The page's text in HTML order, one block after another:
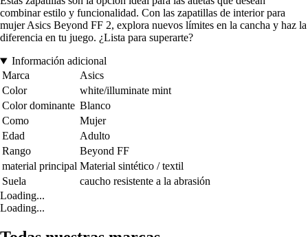
combinar estilo y funcionalidad. Con las zapatillas de interior para
mujer Asics Beyond FF 2, explora nuevos límites en la cancha y haz la
diferencia en tu juego. ¿Lista para superarte?
Información adicional
Marca
Asics
Color
white/illuminate mint
Color dominante Blanco
Como
Mujer
Edad
Adulto
Rango
Beyond FF
material principal Material sintético / textil
Suela
caucho resistente a la abrasión
Loading...
Loading...